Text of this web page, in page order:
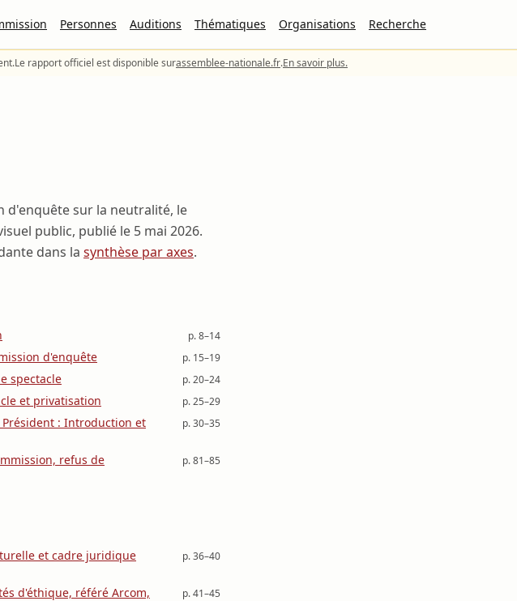
Personnes Auditions Thématiques Organisations Recherche
Le rapport officiel est disponible surassemblee-nationale.fr.En savoir plus.
d'enquête sur la neutralité, le
public, publié le 5 mai 2026.
dans la synthèse par axes.
p. 8–14
d'enquête
p. 15–19
spectacle
p. 20–24
et privatisation
p. 25–29
: Introduction et
p. 30–35
refus de
p. 81–85
et cadre juridique
p. 36–40
d'éthique, référé Arcom,
p. 41–45